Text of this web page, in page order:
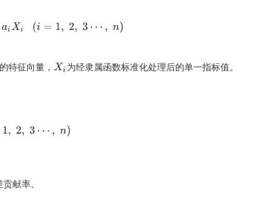
aiXi(i= ,2 3⋯,n
特征向量，Xi 为经隶属函数标准化处理后的单一指标值。
,2 3⋯ n
献率。